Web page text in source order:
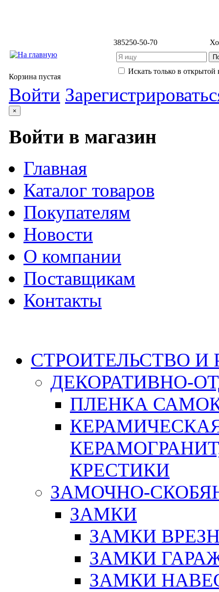
385250-50-70
Искать только в открытой
Корзина пустая
Войти
×
Войти в магазин
Главная
Каталог товаров
Покупателям
Новости
О компании
Поставщикам
Контакты
СТРОИТЕЛЬСТВО И
ДЕКОРАТИВНО-
ПЛЕНКА
КРЕСТИКИ
ЗАМОЧНО-
ЗАМКИ
ЗАМКИ
ЗАМКИ
ЗАМКИ